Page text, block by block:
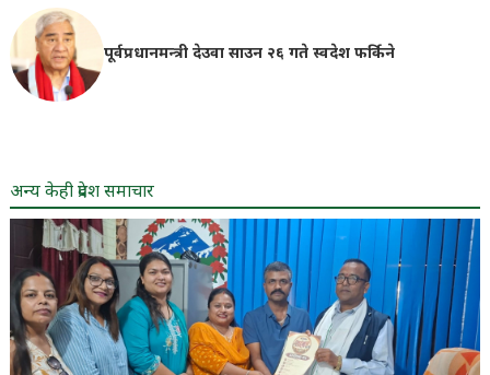
पूर्वप्रधानमन्त्री देउवा साउन २६ गते स्वदेश फर्किने
अन्य केही प्रदेश समाचार